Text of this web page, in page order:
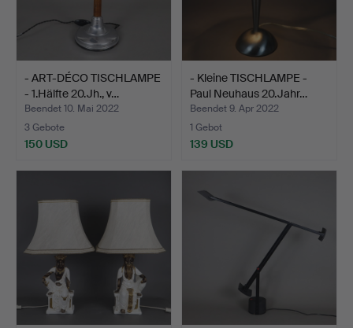
- ART-DÉCO TISCHLAMPE
- 1.Hälfte 20.Jh., v…
Beendet 10. Mai 2022
3 Gebote
150 USD
- Kleine TISCHLAMPE -
Paul Neuhaus 20.Jahr…
Beendet 9. Apr 2022
1 Gebot
139 USD